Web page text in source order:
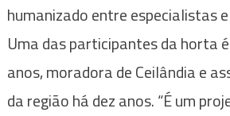
humanizado entre especialistas
Uma das participantes da horta
anos, moradora de Ceilândia e
da região há dez anos. “É um